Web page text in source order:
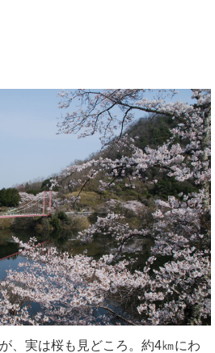
、実は桜も見どころ。約4㎞にわ